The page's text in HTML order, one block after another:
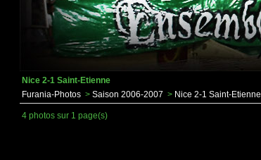
Nice 2-1 Saint-Etienne
Furania-Photos > Saison 2006-2007 > Nice 2-1 Saint-Etienne
4 photos sur 1 page(s)